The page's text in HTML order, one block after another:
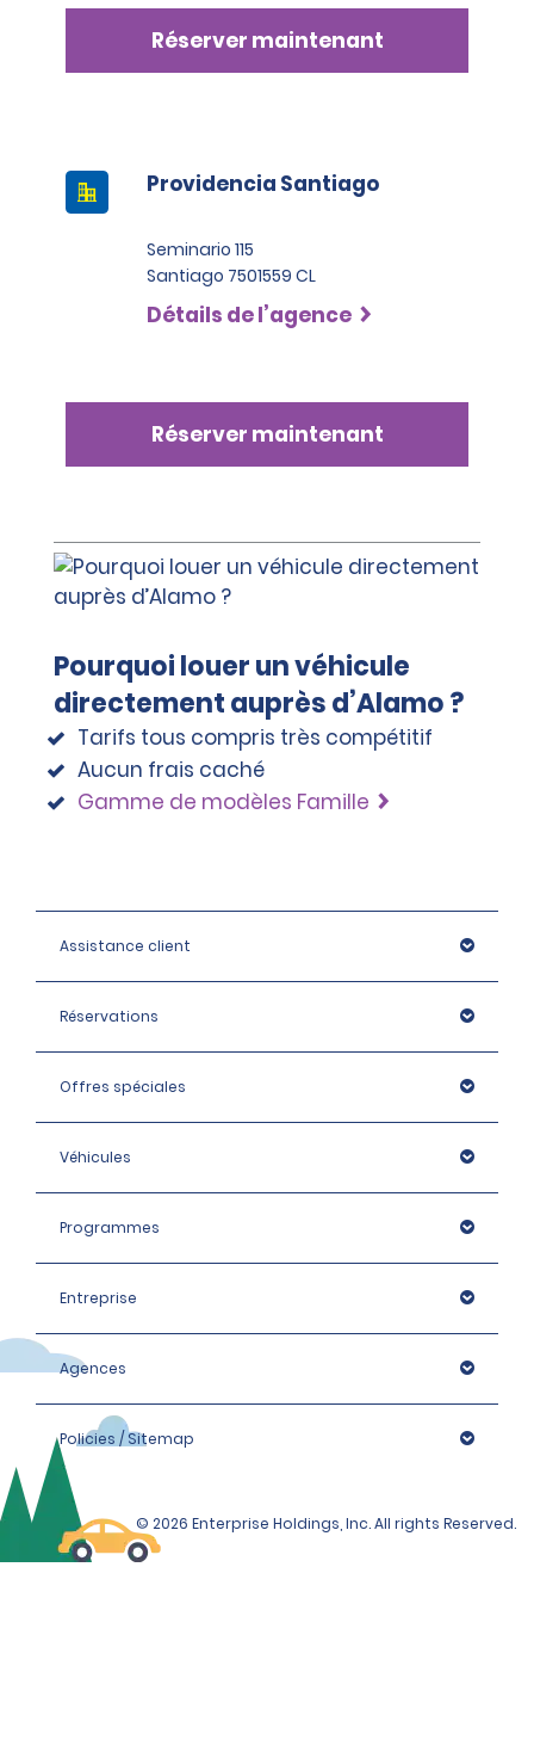
Réserver maintenant
Providencia Santiago
Seminario 115
Santiago 7501559 CL
Détails de l’agence
Réserver maintenant
Pourquoi louer un véhicule
directement auprès d’Alamo ?
Tarifs tous compris très compétitif
Aucun frais caché
Gamme de modèles Famille
Assistance client
Réservations
Offres spéciales
Véhicules
Programmes
Entreprise
Agences
Policies / Sitemap
© 2026 Enterprise Holdings, Inc. All rights Reserved.